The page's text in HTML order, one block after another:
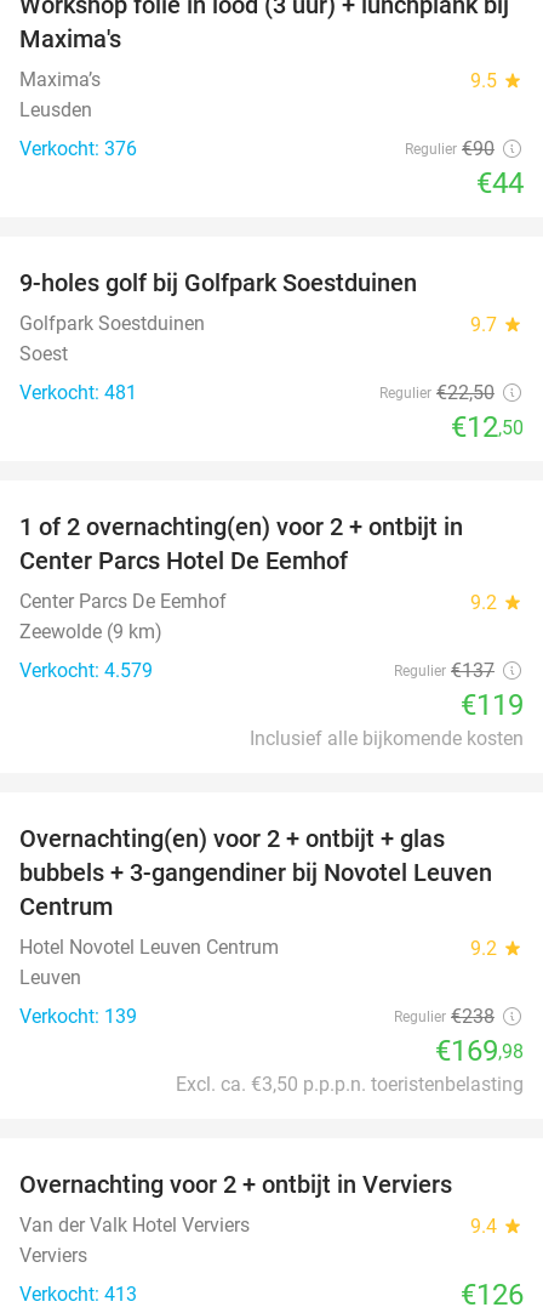
51%
Maxima's
Maxima’s 9.5 star
Leusden
Verkocht: 376
Regulier €90
€44
9-holes golf bij Golfpark Soestduinen
Golfpark Soestduinen 9.7 star
Soest
Verkocht: 481
Regulier €22,50
€12,50
1 of 2 overnachting(en) voor 2 + ontbijt in
Center Parcs Hotel De Eemhof
Center Parcs De Eemhof 9.2 star
Zeewolde (9 km)
Verkocht: 4.579
Regulier €137
€119
Inclusief alle bijkomende kosten
Overnachting(en) voor 2 + ontbijt + glas
bubbels + 3-gangendiner bij Novotel Leuven
Centrum
Hotel Novotel Leuven Centrum 9.2 star
Leuven
Verkocht: 139
Regulier €238
€169,98
Excl. ca. €3,50 p.p.p.n. toeristenbelasting
Overnachting voor 2 + ontbijt in Verviers
Van der Valk Hotel Verviers 9.4 star
Verviers
Verkocht: 413
€126